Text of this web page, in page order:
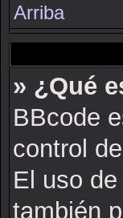
Arriba
» ¿Qué
BBcode
control
El uso
también